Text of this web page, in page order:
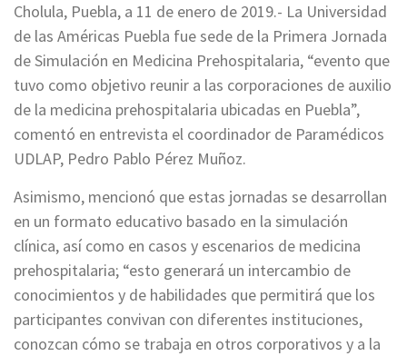
Cholula, Puebla, a 11 de enero de 2019.- La Universidad
de las Américas Puebla fue sede de la Primera Jornada
de Simulación en Medicina Prehospitalaria, “evento que
tuvo como objetivo reunir a las corporaciones de auxilio
de la medicina prehospitalaria ubicadas en Puebla”,
comentó en entrevista el coordinador de Paramédicos
UDLAP, Pedro Pablo Pérez Muñoz.
Asimismo, mencionó que estas jornadas se desarrollan
en un formato educativo basado en la simulación
clínica, así como en casos y escenarios de medicina
prehospitalaria; “esto generará un intercambio de
conocimientos y de habilidades que permitirá que los
participantes convivan con diferentes instituciones,
conozcan cómo se trabaja en otros corporativos y a la